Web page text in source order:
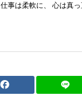
仕事は柔軟に、 心は真っ